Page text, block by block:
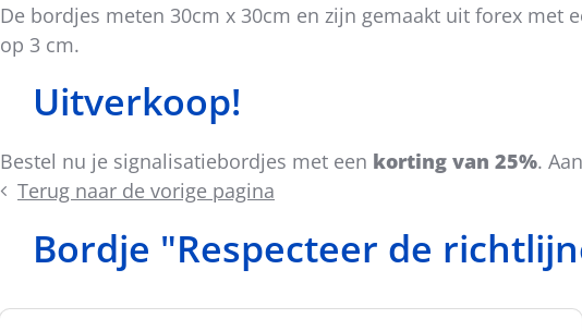
De bordjes meten 30cm x 30cm en zijn gemaakt uit forex met
op 3 cm.
Uitverkoop!
Bestel nu je signalisatiebordjes met een korting van 25%.
Terug naar de vorige pagina
Bordje "Respecteer de